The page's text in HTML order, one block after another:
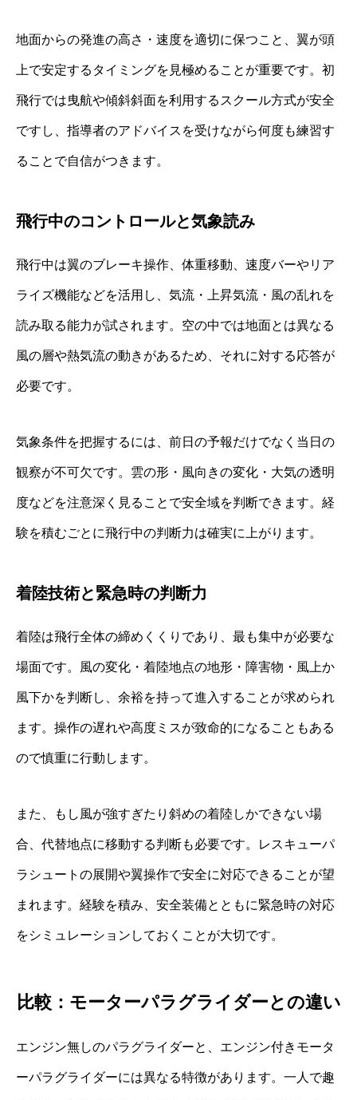
地面からの発進の高さ・速度を適切に保つこと、翼が頭
上で安定するタイミングを見極めることが重要です。初
飛行では曳航や傾斜斜面を利用するスクール方式が安全
ですし、指導者のアドバイスを受けながら何度も練習す
ることで自信がつきます。
飛行中のコントロールと気象読み
飛行中は翼のブレーキ操作、体重移動、速度バーやリア
ライズ機能などを活用し、気流・上昇気流・風の乱れを
読み取る能力が試されます。空の中では地面とは異なる
風の層や熱気流の動きがあるため、それに対する応答が
必要です。
気象条件を把握するには、前日の予報だけでなく当日の
観察が不可欠です。雲の形・風向きの変化・大気の透明
度などを注意深く見ることで安全域を判断できます。経
験を積むごとに飛行中の判断力は確実に上がります。
着陸技術と緊急時の判断力
着陸は飛行全体の締めくくりであり、最も集中が必要な
場面です。風の変化・着陸地点の地形・障害物・風上か
風下かを判断し、余裕を持って進入することが求められ
ます。操作の遅れや高度ミスが致命的になることもある
ので慎重に行動します。
また、もし風が強すぎたり斜めの着陸しかできない場
合、代替地点に移動する判断も必要です。レスキューパ
ラシュートの展開や翼操作で安全に対応できることが望
まれます。経験を積み、安全装備とともに緊急時の対応
をシミュレーションしておくことが大切です。
比較：モーターパラグライダーとの違い
エンジン無しのパラグライダーと、エンジン付きモータ
ーパラグライダーには異なる特徴があります。一人で趣